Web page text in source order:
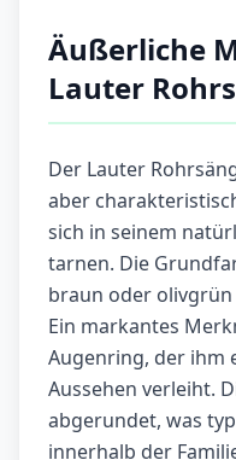
Äußerliche
Lauter
Der Lauter
aber
sich in seinem
tarnen. Die
braun oder
Ein markantes
Augenring, der ihm
Aussehen verleiht.
abgerundet, was
innerhalb der